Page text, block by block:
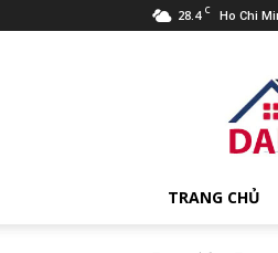
28.4 C Ho Chi
Mỹ
TRANG CHỦ